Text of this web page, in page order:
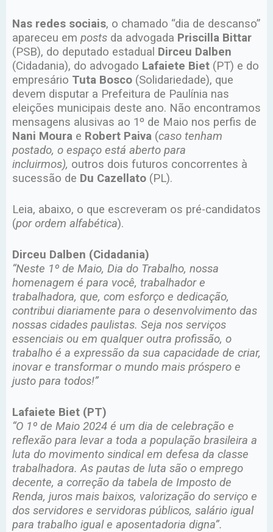
Nas redes sociais, o chamado “dia de descanso”
apareceu em posts da advogada Priscilla Bittar
(PSB), do deputado estadual Dirceu Dalben
(Cidadania), do advogado Lafaiete Biet (PT) e do
empresário Tuta Bosco (Solidariedade), que
devem disputar a Prefeitura de Paulínia nas
eleições municipais deste ano. Não encontramos
mensagens alusivas ao 1º de Maio nos perfis de
Nani Moura e Robert Paiva (caso tenham
postado, o espaço está aberto para
incluirmos), outros dois futuros concorrentes à
sucessão de Du Cazellato (PL).
Leia, abaixo, o que escreveram os pré-candidatos
(por ordem alfabética).
Dirceu Dalben (Cidadania)
“Neste 1º de Maio, Dia do Trabalho, nossa
homenagem é para você, trabalhador e
trabalhadora, que, com esforço e dedicação,
contribui diariamente para o desenvolvimento das
nossas cidades paulistas. Seja nos serviços
essenciais ou em qualquer outra profissão, o
trabalho é a expressão da sua capacidade de criar,
inovar e transformar o mundo mais próspero e
justo para todos!”
Lafaiete Biet (PT)
“O 1º de Maio 2024 é um dia de celebração e
reflexão para levar a toda a população brasileira a
luta do movimento sindical em defesa da classe
trabalhadora. As pautas de luta são o emprego
decente, a correção da tabela de Imposto de
Renda, juros mais baixos, valorização do serviço e
dos servidores e servidoras públicos, salário igual
para trabalho igual e aposentadoria digna”.